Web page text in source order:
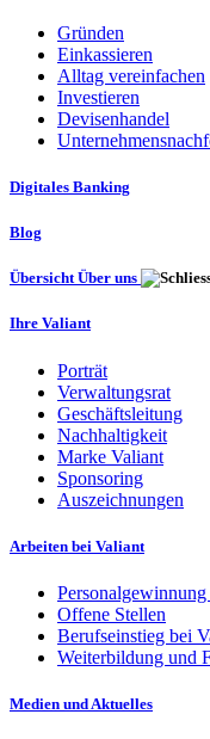
Gründen
Einkassieren
Alltag vereinfachen
Investieren
Devisenhandel
Digitales Banking
Blog
Übersicht Über uns
Ihre Valiant
Porträt
Verwaltungsrat
Geschäftsleitung
Nachhaltigkeit
Marke Valiant
Sponsoring
Auszeichnungen
Arbeiten bei Valiant
Offene Stellen
Berufseinstieg bei
Weiterbildung und
Medien und Aktuelles